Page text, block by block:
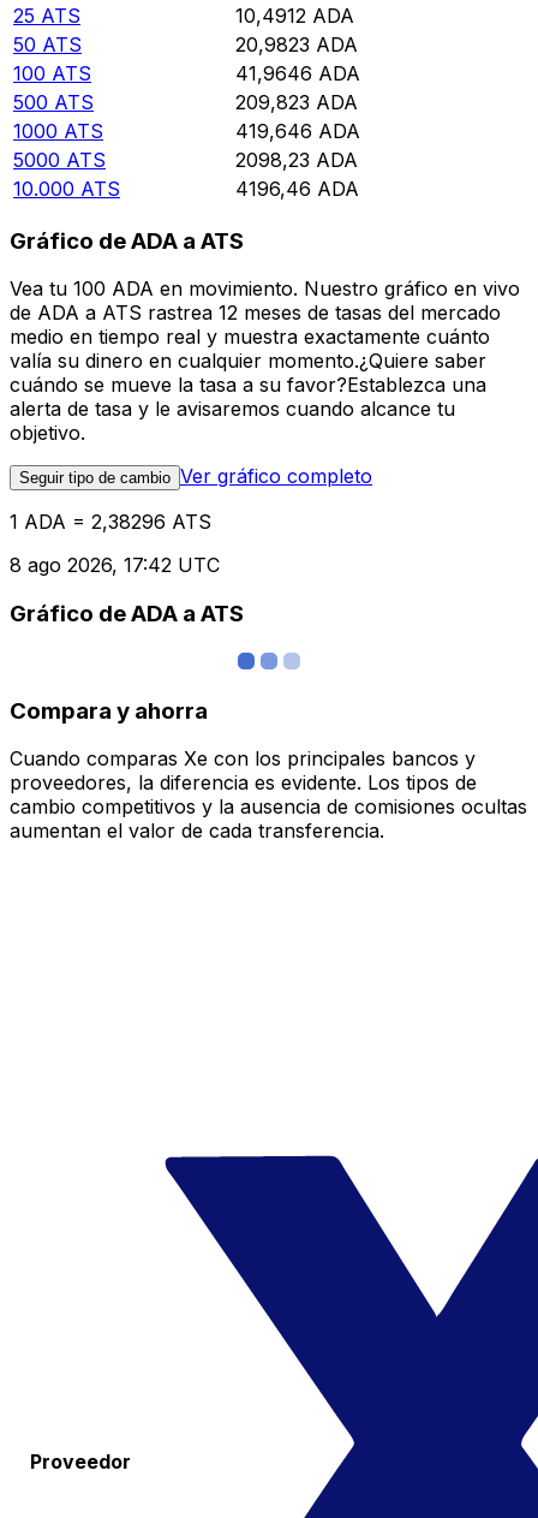
25 ATS 10,4912 ADA
50 ATS 20,9823 ADA
100 ATS 41,9646 ADA
500 ATS 209,823 ADA
1000 ATS 419,646 ADA
5000 ATS 2098,23 ADA
10.000 ATS 4196,46 ADA
Gráfico de ADA a ATS
Vea tu 100 ADA en movimiento. Nuestro gráfico en vivo
de ADA a ATS rastrea 12 meses de tasas del mercado
medio en tiempo real y muestra exactamente cuánto
valía su dinero en cualquier momento.¿Quiere saber
cuándo se mueve la tasa a su favor?Establezca una
alerta de tasa y le avisaremos cuando alcance tu
objetivo.
Seguir tipo de cambio Ver gráfico completo
1 ADA = 2,38296 ATS
8 ago 2026, 17:42 UTC
Gráfico de ADA a ATS
Compara y ahorra
Cuando comparas Xe con los principales bancos y
proveedores, la diferencia es evidente. Los tipos de
cambio competitivos y la ausencia de comisiones ocultas
aumentan el valor de cada transferencia.
Proveedor